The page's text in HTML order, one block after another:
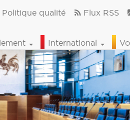
qualité Flux RSS
International